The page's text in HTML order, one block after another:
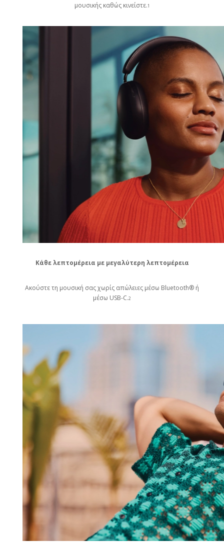
μουσικής καθώς κινείστε.1
Κάθε λεπτομέρεια με μεγαλύτερη λεπτομέρεια
Ακούστε τη μουσική σας χωρίς απώλειες μέσω Bluetooth® ή
μέσω USB-C.2